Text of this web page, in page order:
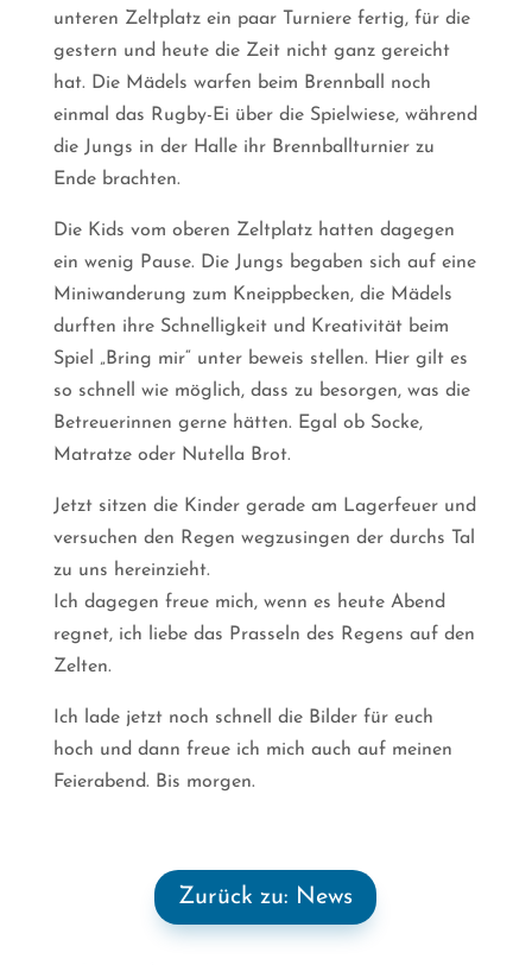
unteren Zeltplatz ein paar Turniere fertig, für die
gestern und heute die Zeit nicht ganz gereicht
hat. Die Mädels warfen beim Brennball noch
einmal das Rugby-Ei über die Spielwiese, während
die Jungs in der Halle ihr Brennballturnier zu
Ende brachten.
Die Kids vom oberen Zeltplatz hatten dagegen
ein wenig Pause. Die Jungs begaben sich auf eine
Miniwanderung zum Kneippbecken, die Mädels
durften ihre Schnelligkeit und Kreativität beim
Spiel „Bring mir“ unter beweis stellen. Hier gilt es
so schnell wie möglich, dass zu besorgen, was die
Betreuerinnen gerne hätten. Egal ob Socke,
Matratze oder Nutella Brot.
Jetzt sitzen die Kinder gerade am Lagerfeuer und
versuchen den Regen wegzusingen der durchs Tal
zu uns hereinzieht.
Ich dagegen freue mich, wenn es heute Abend
regnet, ich liebe das Prasseln des Regens auf den
Zelten.
Ich lade jetzt noch schnell die Bilder für euch
hoch und dann freue ich mich auch auf meinen
Feierabend. Bis morgen.
Zurück zu: News